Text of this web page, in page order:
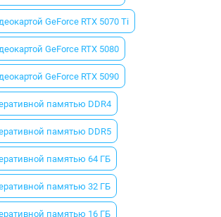
GeForce RTX 5070 Ti
GeForce RTX 5080
GeForce RTX 5090
памятью DDR4
памятью DDR5
памятью 64 ГБ
памятью 32 ГБ
памятью 16 ГБ